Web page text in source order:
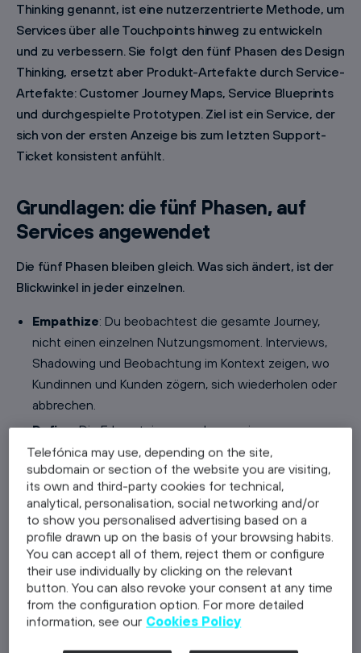
Thinking genannt, ist eine nutzerzentrierte Methode, um
Services über alle Touchpoints hinweg zu entwickeln
und zu verbessern. Sie folgt den fünf Phasen des Design
Thinking, ersetzt aber Produkt-Artefakte durch Service-
Artefakte: Customer Journey Maps, Service Blueprints
und durchgespielte Prototypen. Ziel ist ein Service, der
sich von der ersten Anzeige bis zum letzten Support-
Ticket konsistent anfühlt.
Grundlagen: die fünf Phasen, auf
Services angewendet
Die fünf Phasen bleiben gleich. Was sich ändert, ist der
Blickwinkel in jeder einzelnen.
Empathize: Du beobachtest die gesamte Journey,
nicht einen einzelnen Nutzungsmoment. Interviews,
Shadowing und Beobachtung im Kontext zeigen, wo
Kundinnen und Kunden zögern, sich wiederholen oder
abbrechen.
Define: Die Erkenntnisse werden zu einer
Problemstellung verdichtet, die an einem konkreten
Touchpoint hängt, etwa an der Übergabe zwischen
Vertrieb und Support statt am vagen Wunsch nach
besserem Service.
Ideate: Ideen entstehen pro Touchpoint und pro Rolle.
Eine Service-Idee hat immer eine operative Seite, denn
irgendjemand muss sie liefern.
Prototype: Services prototypst du über Rollenspiele,
Walkthroughs, Mockups von Screens und
Druckmaterialien oder indem eine Person den neuen
Telefónica may use, depending on the site,
subdomain or section of the website you are visiting,
its own and third-party cookies for technical,
analytical, personalisation, social networking and/or
to show you personalised advertising based on a
profile drawn up on the basis of your browsing habits.
You can accept all of them, reject them or configure
their use individually by clicking on the relevant
button. You can also revoke your consent at any time
from the configuration option. For more detailed
information, see our Cookies Policy